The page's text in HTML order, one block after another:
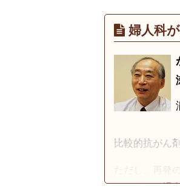
婦人科
比較的抗がん
ただし、再発
いるがんの場